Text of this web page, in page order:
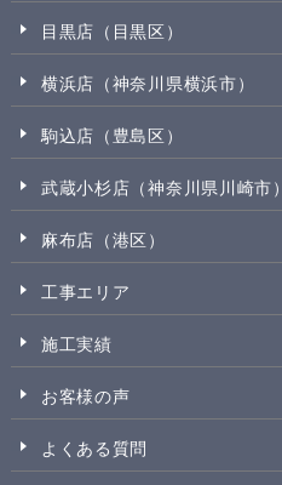
目黒店（目黒区）
横浜店（神奈川県横浜市）
駒込店（豊島区）
武蔵小杉店（神奈川県川崎市）
麻布店（港区）
工事エリア
施工実績
お客様の声
よくある質問